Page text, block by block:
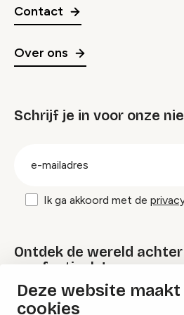
Deze website
cookies
Contact
Over ons
Schrijf je in voor onze
Ik ga akkoord met de
Ontdek de wereld
van festivals!
Lees onze Festival